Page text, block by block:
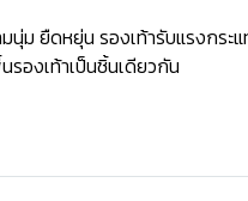
ยืดหยุ่น รองเท้ารับแรงกระแ
องเท้าเป็นชิ้นเดียวกัน